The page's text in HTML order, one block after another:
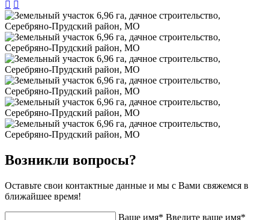
Возникли вопросы?
Оставьте свои контактные данные и мы с Вами свяжемся в
ближайшее время!
Ваше имя* Введите ваше имя*